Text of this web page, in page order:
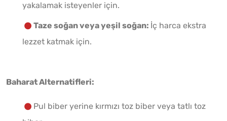
yakalamak isteyenler için.
Taze soğan veya yeşil soğan: İç harca ekstra
lezzet katmak için.
Baharat Alternatifleri:
Pul biber yerine kırmızı toz biber veya tatlı toz